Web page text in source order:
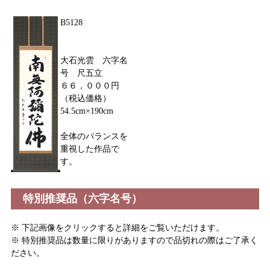
B5128
大石光雲 六字名
号 尺五立
６６，０００円
（税込価格）
54.5cm×190cm
全体のバランスを
重視した作品で
す。
特別推奨品（六字名号）
※ 下記画像をクリックすると詳細をご覧いただけます。
※ 特別推奨品は数量に限りがありますので品切れの際はご了承く
ださい。